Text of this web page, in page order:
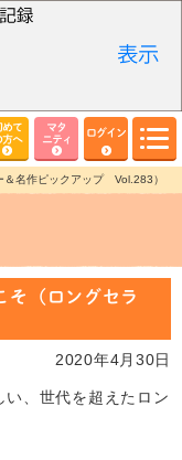
めて
方へ
マタ
ニティ
ログイン
＆名作ピックアップ Vol.283）
そ（ロングセラ
2020年4月30日
、世代を超えたロン